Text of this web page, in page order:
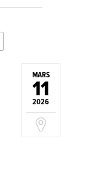
MARS
11
2026